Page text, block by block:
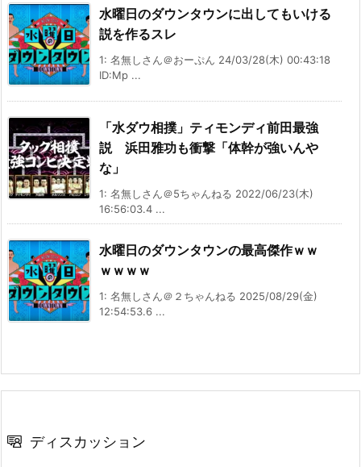
水曜日のダウンタウンに出してもいける
説を作るスレ
1: 名無しさん＠おーぷん 24/03/28(木) 00:43:18
ID:Mp ...
「水ダウ相撲」ティモンディ前田最強
説 浜田雅功も衝撃「体幹が強いんや
な」
1: 名無しさん＠5ちゃんねる 2022/06/23(木)
16:56:03.4 ...
水曜日のダウンタウンの最高傑作‍ｗｗ
ｗ‍ｗｗｗ
1: 名無しさん＠２ちゃんねる 2025/08/29(金)
12:54:53.6 ...
ディスカッション